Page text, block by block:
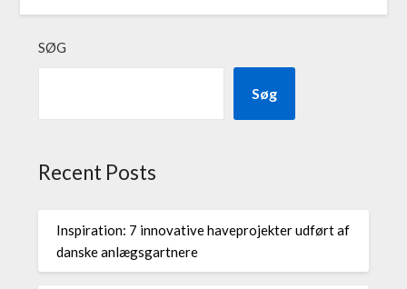
SØG
Søg
Recent Posts
Inspiration: 7 innovative haveprojekter udført af
danske anlægsgartnere